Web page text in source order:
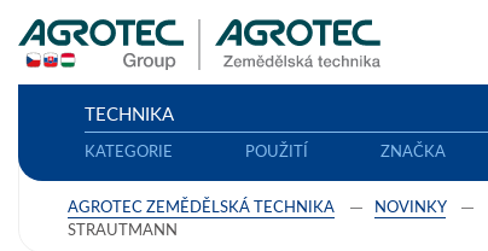
TECHNIKA
KATEGORIE POUŽITÍ ZNAČKA
AGROTEC ZEMĚDĚLSKÁ TECHNIKA NOVINKY
STRAUTMANN